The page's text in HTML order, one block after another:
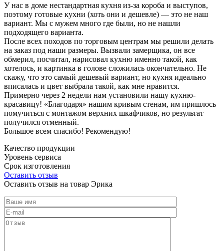
У нас в доме нестандартная кухня из-за короба и выступов,
поэтому готовые кухни (хоть они и дешевле) — это не наш
вариант. Мы с мужем много где были, но не нашли
подходящего варианта.
После всех походов по торговым центрам мы решили делать
на заказ под наши размеры. Вызвали замерщика, он все
обмерил, посчитал, нарисовал кухню именно такой, как
хотелось, и картинка в голове сложилась окончательно. Не
скажу, что это самый дешевый вариант, но кухня идеально
вписалась и цвет выбрала такой, как мне нравится.
Примерно через 2 недели нам установили нашу кухню-
красавицу! «Благодаря» нашим кривым стенам, им пришлось
помучиться с монтажом верхних шкафчиков, но результат
получился отменный.
Большое всем спасибо! Рекомендую!
Качество продукции
Уровень сервиса
Срок изготовления
Оставить отзыв
Оставить отзыв на товар Эрика